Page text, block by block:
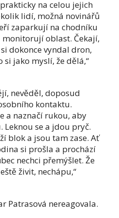
na celou jejich
lidí, možná novinářů
zaparkují na chodníku
oblast. Čekají,
dokonce vyndal dron,
si jako myslí, že dělá,“
nevěděl, doposud
kontaktu.
a naznačí rukou, aby
Leknou se a jdou pryč.
blok a jsou tam zase. Ať
si prošla a prochází
nechci přemýšlet. Že
živit, nechápu,“
Patrasová nereagovala.